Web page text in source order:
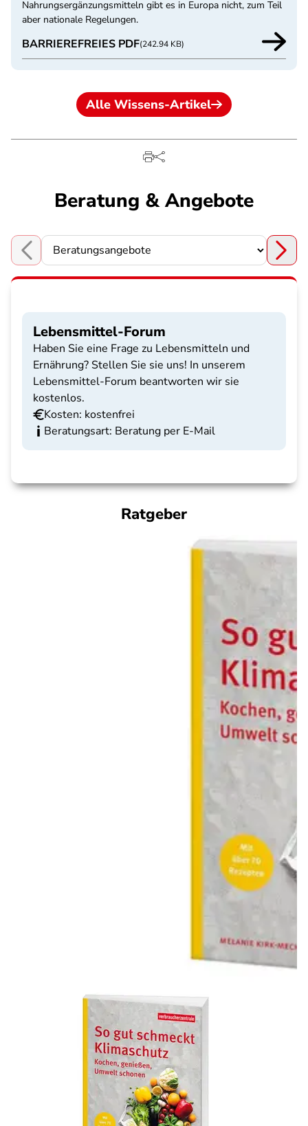
Nahrungsergänzungsmitteln gibt es in Europa nicht, zum Teil
aber nationale Regelungen.
BARRIEREFREIES PDF(242.94 KB)
Alle Wissens-Artikel
Beratung & Angebote
Choose a section
Lebensmittel-Forum
Haben Sie eine Frage zu Lebensmitteln und
Ernährung? Stellen Sie sie uns! In unserem
Lebensmittel-Forum beantworten wir sie
kostenlos.
Kosten: kostenfrei
Beratungsart: Beratung per E-Mail
Ratgeber